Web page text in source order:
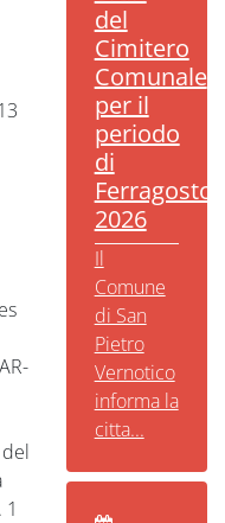
del
Cimitero
Comunale
per il
periodo
di
Ferragosto
2026
Il
Comune
di San
Pietro
Vernotico
informa la
citta...